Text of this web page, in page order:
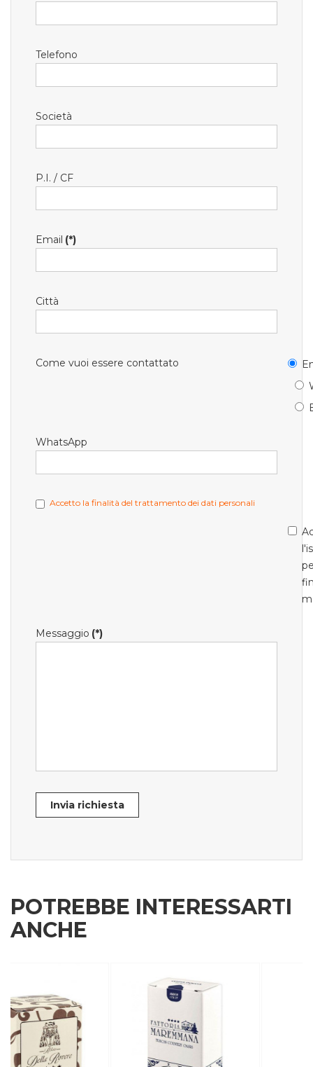
Telefono
Società
P.I. / CF
Email (*)
Città
Come vuoi essere contattato
WhatsApp
Accetto la finalità del trattamento dei dati personali
Messaggio (*)
Invia richiesta
POTREBBE INTERESSARTI
ANCHE